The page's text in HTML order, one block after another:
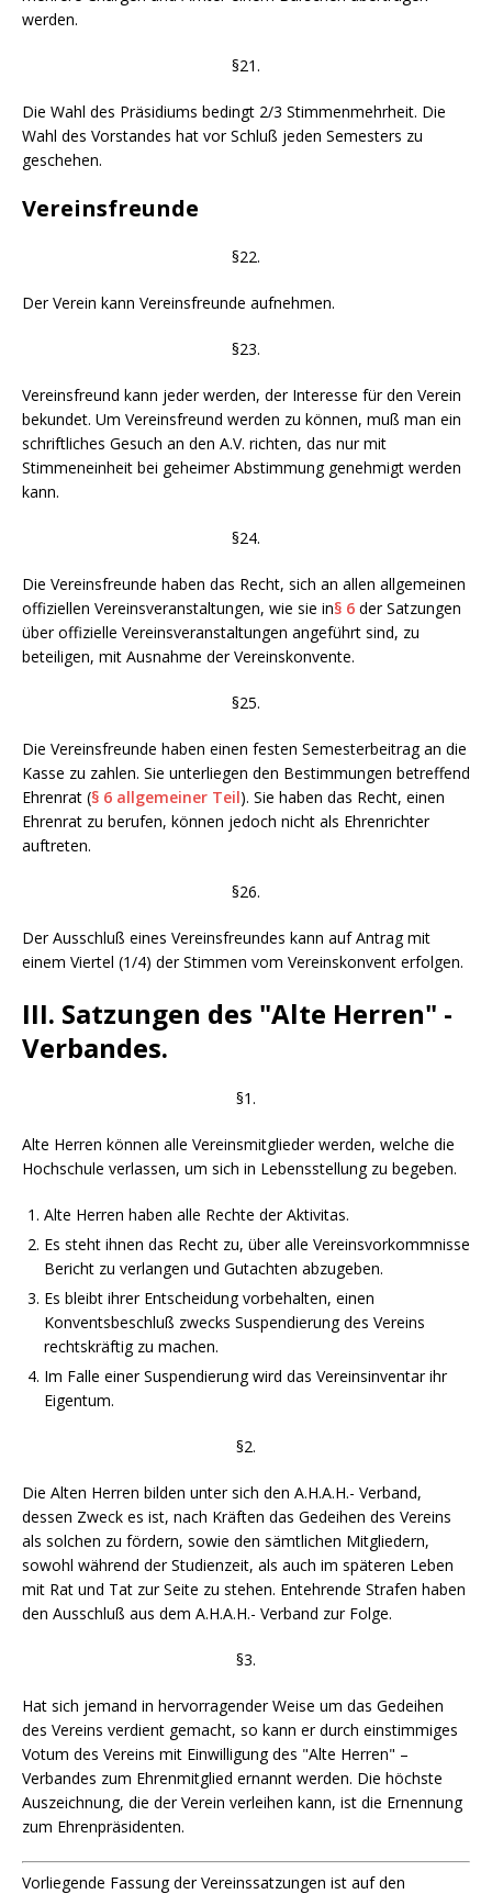
werden.
§21.
Die Wahl des Präsidiums bedingt 2/3 Stimmenmehrheit. Die
Wahl des Vorstandes hat vor Schluß jeden Semesters zu
geschehen.
Vereinsfreunde
§22.
Der Verein kann Vereinsfreunde aufnehmen.
§23.
Vereinsfreund kann jeder werden, der Interesse für den Verein
bekundet. Um Vereinsfreund werden zu können, muß man ein
schriftliches Gesuch an den A.V. richten, das nur mit
Stimmeneinheit bei geheimer Abstimmung genehmigt werden
kann.
§24.
Die Vereinsfreunde haben das Recht, sich an allen allgemeinen
offiziellen Vereinsveranstaltungen, wie sie in§ 6 der Satzungen
über offizielle Vereinsveranstaltungen angeführt sind, zu
beteiligen, mit Ausnahme der Vereinskonvente.
§25.
Die Vereinsfreunde haben einen festen Semesterbeitrag an die
Kasse zu zahlen. Sie unterliegen den Bestimmungen betreffend
Ehrenrat (§ 6 allgemeiner Teil). Sie haben das Recht, einen
Ehrenrat zu berufen, können jedoch nicht als Ehrenrichter
auftreten.
§26.
Der Ausschluß eines Vereinsfreundes kann auf Antrag mit
einem Viertel (1/4) der Stimmen vom Vereinskonvent erfolgen.
III. Satzungen des "Alte Herren" -
Verbandes.
§1.
Alte Herren können alle Vereinsmitglieder werden, welche die
Hochschule verlassen, um sich in Lebensstellung zu begeben.
Alte Herren haben alle Rechte der Aktivitas.
Es steht ihnen das Recht zu, über alle Vereinsvorkommnisse
Bericht zu verlangen und Gutachten abzugeben.
Es bleibt ihrer Entscheidung vorbehalten, einen
Konventsbeschluß zwecks Suspendierung des Vereins
rechtskräftig zu machen.
Im Falle einer Suspendierung wird das Vereinsinventar ihr
Eigentum.
§2.
Die Alten Herren bilden unter sich den A.H.A.H.- Verband,
dessen Zweck es ist, nach Kräften das Gedeihen des Vereins
als solchen zu fördern, sowie den sämtlichen Mitgliedern,
sowohl während der Studienzeit, als auch im späteren Leben
mit Rat und Tat zur Seite zu stehen. Entehrende Strafen haben
den Ausschluß aus dem A.H.A.H.- Verband zur Folge.
§3.
Hat sich jemand in hervorragender Weise um das Gedeihen
des Vereins verdient gemacht, so kann er durch einstimmiges
Votum des Vereins mit Einwilligung des "Alte Herren" –
Verbandes zum Ehrenmitglied ernannt werden. Die höchste
Auszeichnung, die der Verein verleihen kann, ist die Ernennung
zum Ehrenpräsidenten.
Vorliegende Fassung der Vereinssatzungen ist auf den